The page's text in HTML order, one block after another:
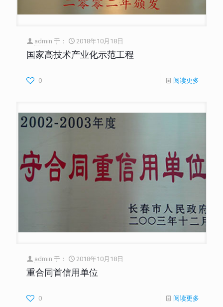
admin 于： 2018年10月18日
国家高技术产业化示范工程
0 阅读更多
admin 于： 2018年10月18日
重合同首信用单位
0 阅读更多